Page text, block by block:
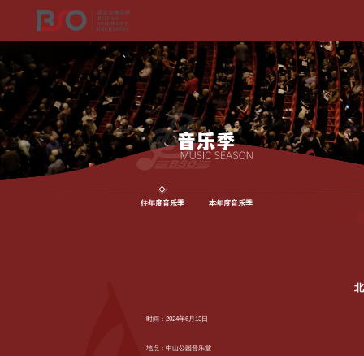
往年度音乐季 本年度音乐季
时间：2024年6月13日
地点：中山公园音乐堂